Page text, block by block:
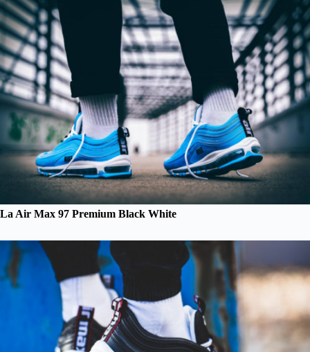
La Air Max 97 Premium Black White